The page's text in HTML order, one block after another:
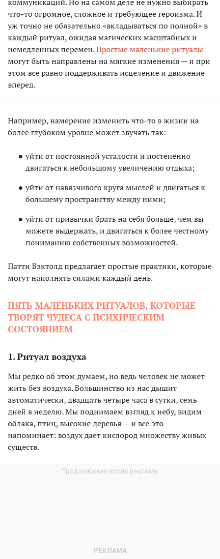
коммуникаций. Но на самом деле не нужно выбирать
что-то огромное, сложное и требующее героизма. И
уж точно не обязательно «вкладываться по полной» в
каждый ритуал, ожидая магических масштабных и
немедленных перемен.Простые маленькие ритуалы
могут быть направлены на мягкие изменения — и при
этом все равно поддерживать исцеление и движение
вперед.
Например, намерение изменить что-то в жизни на
более глубоком уровне может звучать так:
уйти от постоянной усталости и постепенно
двигаться к небольшому увеличению отдыха;
уйти от навязчивого круга мыслей и двигаться к
большему пространству между ними;
уйти от привычки брать на себя больше, чем вы
можете выдержать, и двигаться к более честному
пониманию собственных возможностей.
Патти Бэктолд предлагает простые практики, которые
могут наполнять силами каждый день.
ПЯТЬ МАЛЕНЬКИХ РИТУАЛОВ, КОТОРЫЕ
ТВОРЯТ ЧУДЕСА С ПСИХИЧЕСКИМ
СОСТОЯНИЕМ
1. Ритуал воздуха
Мы редко об этом думаем, но ведь человек не может
жить без воздуха. Большинство из нас дышит
автоматически, двадцать четыре часа в сутки, семь
дней в неделю. Мы поднимаем взгляд к небу, видим
облака, птиц, высокие деревья — и все это
напоминает: воздух дает кислород множеству живых
существ.